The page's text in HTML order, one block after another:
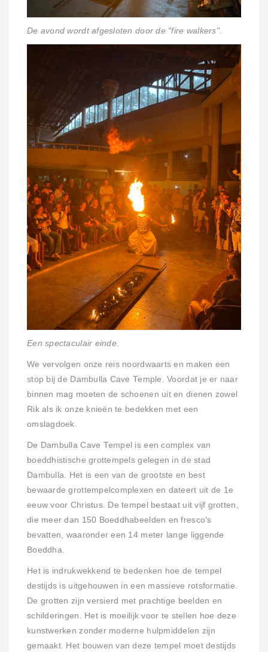
De avond wordt afgesloten door de "fire walkers".
Een spectaculair einde.
We vervolgen onze reis noordwaarts en maken een
stop bij de Dambulla Cave Temple. Voordat je er naar
binnen mag moeten de schoenen uit en dienen zowel
Rik als ik onze knieën te bedekken met een
omslagdoek.
De Dambulla Cave Tempel is een complex van
boeddhistische grottempels gelegen in de stad
Dambulla. Het is een van de grootste en best
bewaarde grottempelcomplexen en dateert uit de 1e
eeuw voor Christus. De tempel bestaat uit vijf grotten,
die meer dan 150 Boeddhabeelden en fresco's
bevatten, waaronder een 14 meter lange liggende
Boeddha.
Het is indrukwekkend te bedenken hoe de tempel
destijds is uitgehouwen in een massieve rotsformatie.
De grotten zijn versierd met prachtige beelden en
schilderingen. Het is moeilijk voor te stellen hoe deze
kunstwerken zonder moderne hulpmiddelen zijn
gemaakt. Het bouwen van deze tempel moet destijds